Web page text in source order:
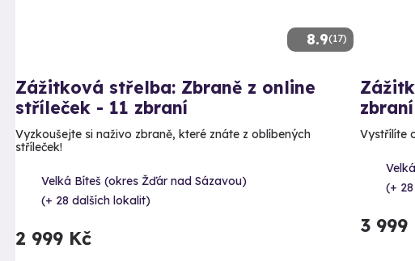
8.9(17)
Zážitková střelba: Zbraně z online
stříleček - 11 zbraní
Vyzkoušejte si naživo zbraně, které znáte z oblíbených
stříleček!
Velká Bíteš (okres Žďár nad Sázavou)
(+ 28 dalších lokalit)
2 999 Kč
zbraní
Vystřílíte
(+
3 999